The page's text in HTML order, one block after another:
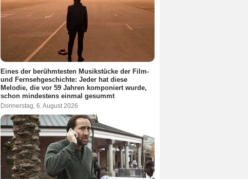
Eines der berühmtesten Musikstücke der Film-
und Fernsehgeschichte: Jeder hat diese
Melodie, die vor 59 Jahren komponiert wurde,
schon mindestens einmal gesummt
Donnerstag, 6. August 2026